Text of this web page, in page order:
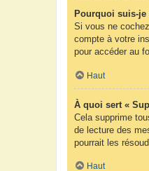
Pourquoi suis-je
Si vous ne
compte à votre
pour accéder au
Haut
À quoi sert «
Cela supprime
de lecture des
pourrait les
Haut